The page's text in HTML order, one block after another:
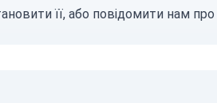
її, або повідомити нампро